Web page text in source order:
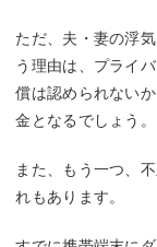
ただ、夫・妻の浮
う理由は、プライ
償は認められない
金となるでしょう。
また、もう一つ、
れもあります。